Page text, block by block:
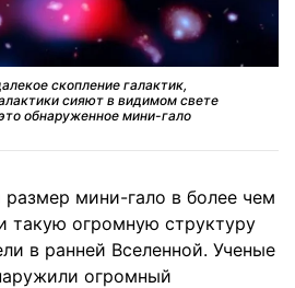
скопление галактик,
сияют в видимом свете
обнаруженное мини-гало
мини-гало в более чем
такую огромную структуру
в ранней Вселенной. Ученые
огромный